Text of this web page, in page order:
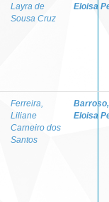
Layra de
Sousa Cruz
Eloisa
Ferreira,
Liliane
Carneiro dos
Santos
Barroso,
Eloisa